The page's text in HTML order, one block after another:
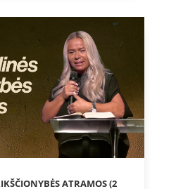
ATRAMOS (2